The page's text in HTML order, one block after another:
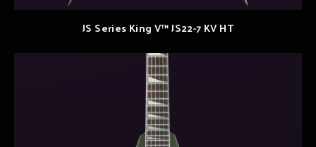
JS Series King V™ JS22-7 KV HT